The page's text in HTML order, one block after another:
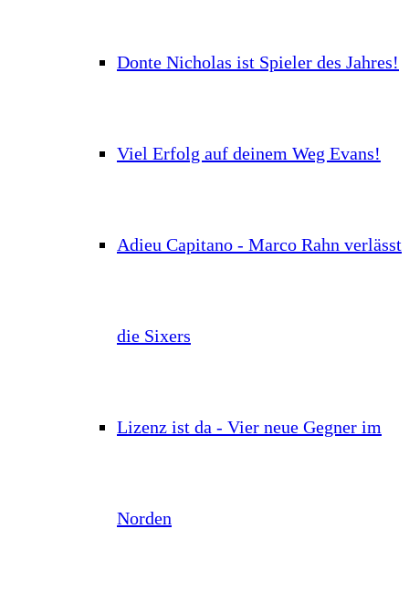
Donte Nicholas ist Spieler des Jahres!
Viel Erfolg auf deinem Weg Evans!
Adieu Capitano - Marco Rahn verlässt
die Sixers
Lizenz ist da - Vier neue Gegner im
Norden